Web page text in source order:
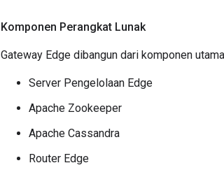
Komponen Perangkat Lunak
Gateway Edge dibangun dari komponen
Server Pengelolaan Edge
Apache Zookeeper
Apache Cassandra
Router Edge